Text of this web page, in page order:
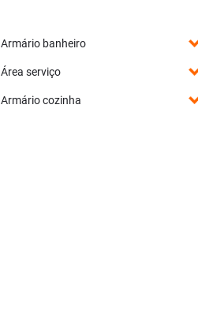
Armário banheiro
Área serviço
Armário cozinha